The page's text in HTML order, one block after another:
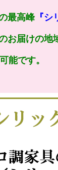
最高峰 『シ
お届けの地
能です。